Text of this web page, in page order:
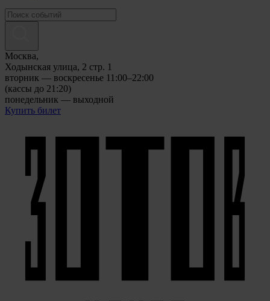
Москва,
Ходынская улица, 2 стр. 1
вторник — воскресенье 11:00–22:00
(кассы до 21:20)
понедельник — выходной
Купить билет